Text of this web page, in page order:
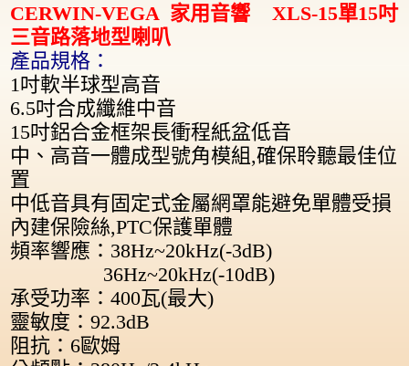
CERWIN-VEGA 家用音響 XLS-15單15吋
三音路落地型喇叭
產品規格：
1吋軟半球型高音
6.5吋合成纖維中音
15吋鋁合金框架長衝程紙盆低音
中、高音一體成型號角模組,確保聆聽最佳位
置
中低音具有固定式金屬網罩能避免單體受損
內建保險絲,PTC保護單體
頻率響應：38Hz~20kHz(-3dB)
36Hz~20kHz(-10dB)
承受功率：400瓦(最大)
靈敏度：92.3dB
阻抗：6歐姆